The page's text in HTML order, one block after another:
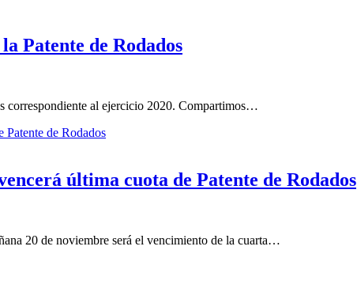
Patente de Rodados
correspondiente al ejercicio 2020. Compartimos…
última cuota de Patente de Rodados
20 de noviembre será el vencimiento de la cuarta…